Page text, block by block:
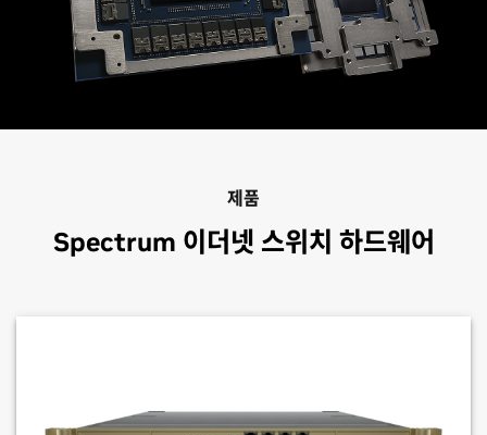
제품
Spectrum 이더넷 스위치 하드웨어